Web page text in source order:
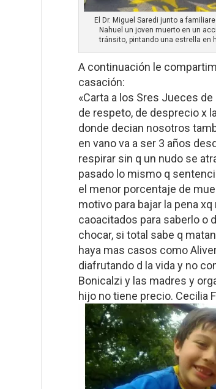
El Dr. Miguel Saredi junto a
Nahuel un joven muerto en un
tránsito, pintando una estrella en
A continuación le
casación:
«Carta a los Sres Jueces de
de respeto, de desprecio x
donde decian nosotros
en vano va a ser 3 años
respirar sin q un nudo se
pasado lo mismo q
el menor porcentaje de
motivo para bajar la pena
caoacitados para saberlo o
chocar, si total sabe q
haya mas casos como
diafrutando d la vida y no
Bonicalzi y las madres y
hijo no tiene precio. Cecilia